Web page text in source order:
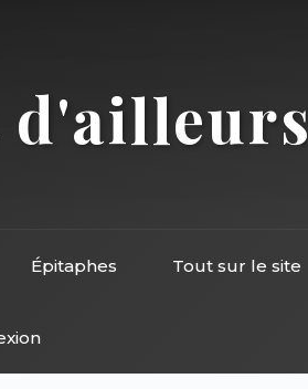
d'ailleurs
Épitaphes Tout sur le site